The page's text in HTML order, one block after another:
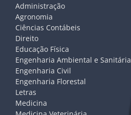
Administração
Agronomia
Ciências Contábeis
Direito
Educação Física
Engenharia Ambiental e Sanitária
Engenharia Civil
Engenharia Florestal
Letras
Medicina